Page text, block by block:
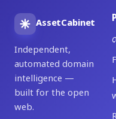
AssetCabinet
Independent,
automated domain
intelligence —
built for the open
web.